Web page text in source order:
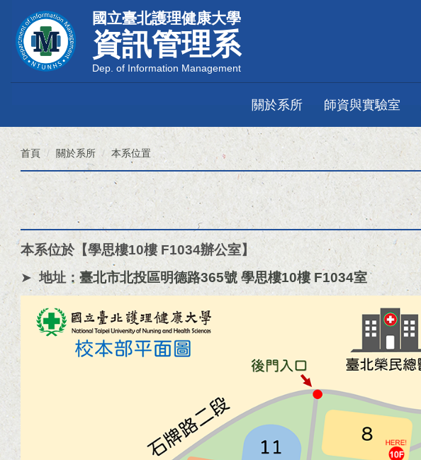
主
容
國立臺北護理健康大學
資訊管理系
Dep. of Information Management
關於系所 師資與實驗室
首頁 關於系所 本系位置
本系位於【學思樓10樓 F1034辦公室】
➤地址： 臺北市北投區明德路365號 學思樓10樓 F1034室